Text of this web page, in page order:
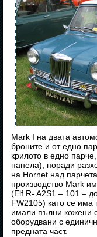
Mark I на двата
броните и от едно
крилото в едно
панела), поради
на Hornet над
производство Mark
(Elf R- A2S1 – 101 –
FW2105) като се има
имали пълни кожени
оборудвани с
предната част.